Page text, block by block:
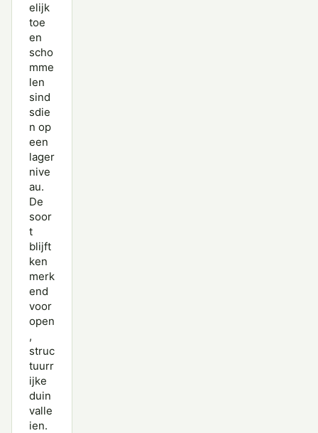
elijk
toe
en
scho
mme
len
sind
sdie
n op
een
lager
nive
au.
De
soor
t
blijft
ken
merk
end
voor
open
,
struc
tuurr
ijke
duin
valle
ien.